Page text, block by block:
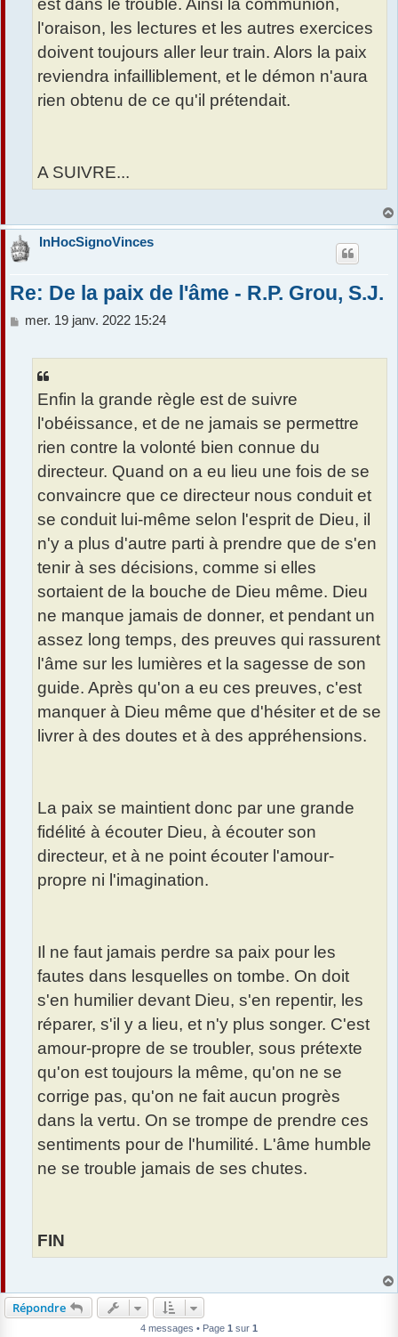
est dans le trouble. Ainsi la communion,
l'oraison, les lectures et les autres exercices
doivent toujours aller leur train. Alors la paix
reviendra infailliblement, et le démon n'aura
rien obtenu de ce qu'il prétendait.
A SUIVRE...
InHocSignoVinces
Re: De la paix de l'âme - R.P. Grou, S.J.
M
mer. 19 janv. 2022 15:24
Enfin la grande règle est de suivre
l'obéissance, et de ne jamais se permettre
rien contre la volonté bien connue du
directeur. Quand on a eu lieu une fois de se
convaincre que ce directeur nous conduit et
se conduit lui-même selon l'esprit de Dieu, il
n'y a plus d'autre parti à prendre que de s'en
tenir à ses décisions, comme si elles
sortaient de la bouche de Dieu même. Dieu
ne manque jamais de donner, et pendant un
assez long temps, des preuves qui rassurent
l'âme sur les lumières et la sagesse de son
guide. Après qu'on a eu ces preuves, c'est
manquer à Dieu même que d'hésiter et de se
livrer à des doutes et à des appréhensions.
La paix se maintient donc par une grande
fidélité à écouter Dieu, à écouter son
directeur, et à ne point écouter l'amour-
propre ni l'imagination.
Il ne faut jamais perdre sa paix pour les
fautes dans lesquelles on tombe. On doit
s'en humilier devant Dieu, s'en repentir, les
réparer, s'il y a lieu, et n'y plus songer. C'est
amour-propre de se troubler, sous prétexte
qu'on est toujours la même, qu'on ne se
corrige pas, qu'on ne fait aucun progrès
dans la vertu. On se trompe de prendre ces
sentiments pour de l'humilité. L'âme humble
ne se trouble jamais de ses chutes.
FIN
Répondre
4 messages • Page 1 sur 1